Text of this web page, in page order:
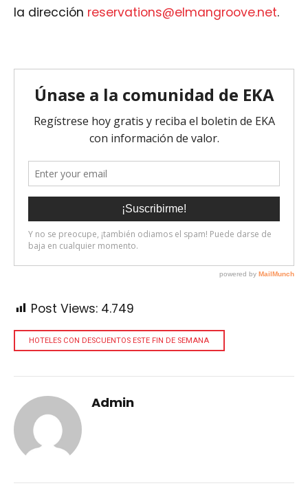
la dirección reservations@elmangroove.net.
Post Views: 4.749
HOTELES CON DESCUENTOS ESTE FIN DE SEMANA
Admin